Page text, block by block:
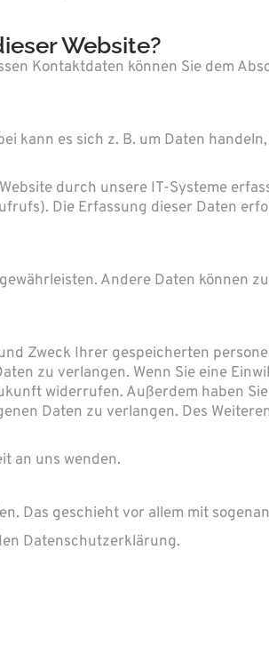
Website?
Kontaktdaten können Sie dem
kann es sich z. B. um Daten
durch unsere IT-Systeme
Die Erfassung dieser Daten
Andere Daten können
Zweck Ihrer gespeicherten
zu verlangen. Wenn Sie eine
widerrufen. Außerdem haben
Daten zu verlangen. Des
an uns wenden.
Das geschieht vor allem mit
Datenschutzerklärung.